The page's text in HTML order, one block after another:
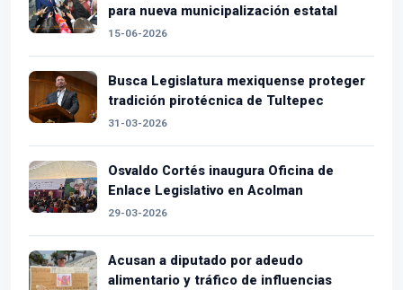
para nueva municipalización estatal
15-06-2026
Busca Legislatura mexiquense proteger
tradición pirotécnica de Tultepec
31-03-2026
Osvaldo Cortés inaugura Oficina de
Enlace Legislativo en Acolman
29-03-2026
Acusan a diputado por adeudo
alimentario y tráfico de influencias